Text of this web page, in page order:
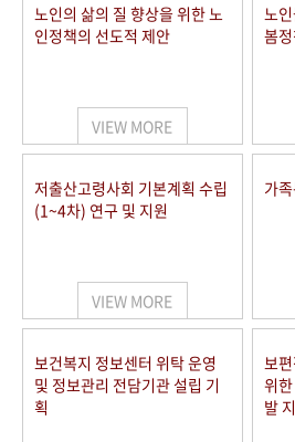
노인의 삶의 질 향상을 위한 노
인정책의 선도적 제안
VIEW MORE
노
봄
저출산고령사회 기본계획 수립
(1~4차) 연구 및 지원
VIEW MORE
가
보건복지 정보센터 위탁 운영
및 정보관리 전담기관 설립 기
획
보
위
발